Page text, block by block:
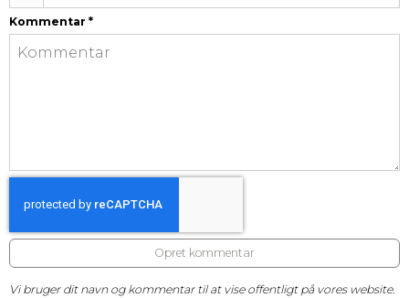
Kommentar *
Opret kommentar
Vi bruger dit navn og kommentar til at vise offentligt på vores website.